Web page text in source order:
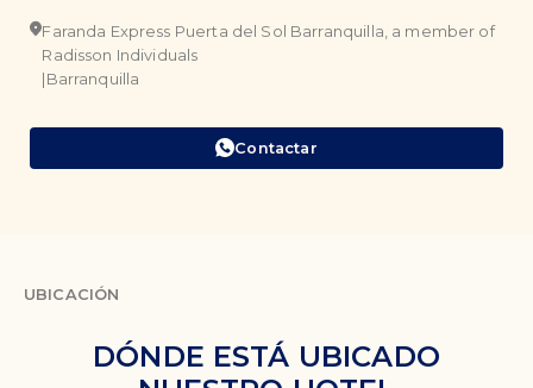
Faranda Express Puerta del Sol Barranquilla, a member of
Radisson Individuals
|Barranquilla
Contactar
UBICACIÓN
DÓNDE ESTÁ UBICADO